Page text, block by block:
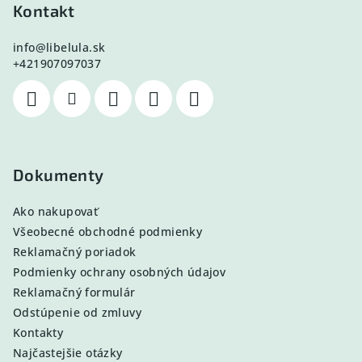
Kontakt
info@libelula.sk
+421907097037
Dokumenty
Ako nakupovať
Všeobecné obchodné podmienky
Reklamačný poriadok
Podmienky ochrany osobných údajov
Reklamačný formulár
Odstúpenie od zmluvy
Kontakty
Najčastejšie otázky